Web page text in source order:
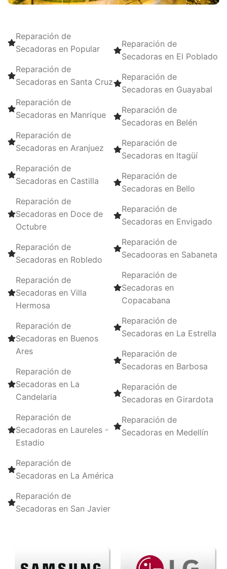
Reparación de
Secadoras en Popular
Reparación de
Secadoras en Santa Cruz
Reparación de
Secadoras en Manrique
Reparación de
Secadoras en Aranjuez
Reparación de
Secadoras en Castilla
Reparación de
Secadoras en Doce de
Octubre
Reparación de
Secadoras en Robledo
Reparación de
Secadoras en Villa
Hermosa
Reparación de
Secadoras en Buenos
Ares
Reparación de
Secadoras en La
Candelaria
Reparación de
Secadoras en Laureles -
Estadio
Reparación de
Secadoras en La América
Reparación de
Secadoras en San Javier
Reparación de
Secadoras en El Poblado
Reparación de
Secadoras en Guayabal
Reparación de
Secadoras en Belén
Reparación de
Secadoras en Itagüí
Reparación de
Secadoras en Bello
Reparación de
Secadoras en Envigado
Reparación de
Secadooras en Sabaneta
Reparación de
Secadoras en
Copacabana
Reparación de
Secadoras en La Estrella
Reparación de
Secadoras en Barbosa
Reparación de
Secadoras en Girardota
Reparación de
Secadoras en Medellín